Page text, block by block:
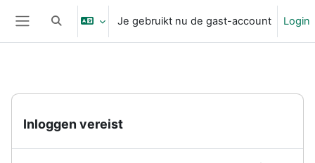
Ga naar hoofdinhoud
Schakel zoek invoerJe gebruikt nu de gast-account Login
Inloggen vereist